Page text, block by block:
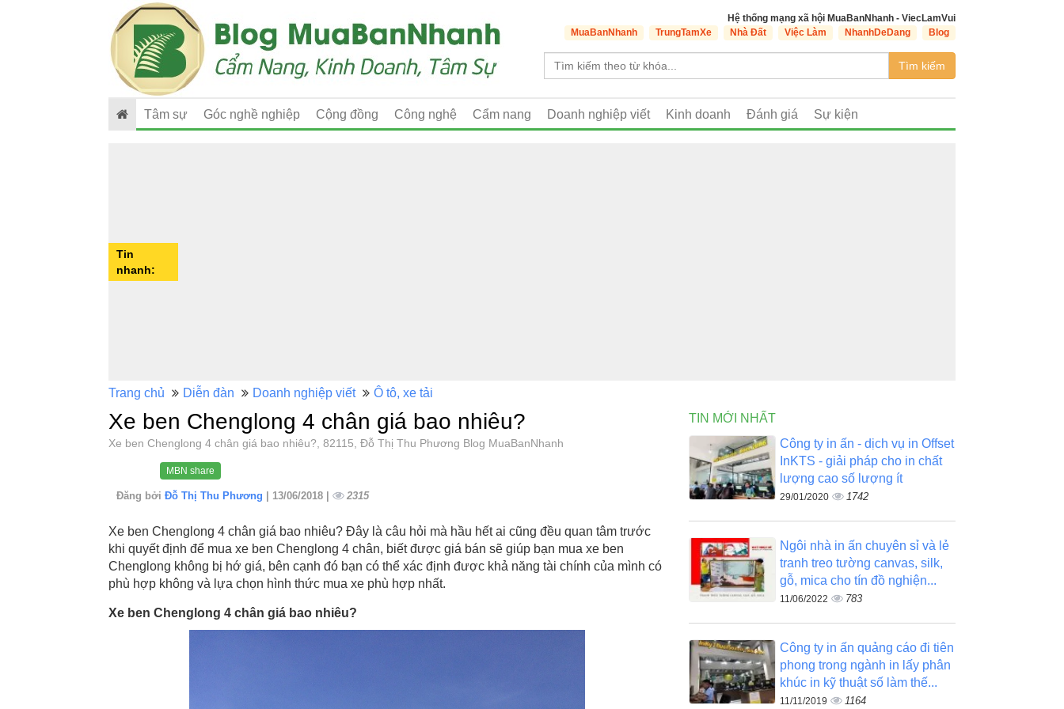
Hệ thống mạng xã hội MuaBanNhanh - ViecLamVui
MuaBanNhanh
TrungTamXe Nhà Đất Việc Làm NhanhDeDang Blog
Tìm kiếm
Tâm sự Góc nghề nghiệp Cộng đồng Công nghệ Cẩm nang Doanh nghiệp viết Kinh doanh Đánh giá Sự kiện
Tin
nhanh:
Trang chủ Diễn đàn Doanh nghiệp viết Ô tô, xe tải
Xe ben Chenglong 4 chân giá bao nhiêu?
Xe ben Chenglong 4 chân giá bao nhiêu?, 82115, Đỗ Thị Thu Phương Blog MuaBanNhanh
MBN share
Đăng bởi Đỗ Thị Thu Phương | 13/06/2018 | 2315
Xe ben Chenglong 4 chân giá bao nhiêu? Đây là câu hỏi mà hầu hết ai cũng đều quan tâm trước
khi quyết định để mua xe ben Chenglong 4 chân, biết được giá bán sẽ giúp bạn mua xe ben
Chenglong không bị hớ giá, bên cạnh đó bạn có thể xác định được khả năng tài chính của mình có
phù hợp không và lựa chọn hình thức mua xe phù hợp nhất.
Xe ben Chenglong 4 chân giá bao nhiêu?
TIN MỚI NHẤT
Công ty in ấn - dịch vụ in Offset
InKTS - giải pháp cho in chất
lượng cao số lượng ít
29/01/2020 1742
Ngôi nhà in ấn chuyên sỉ và lẻ
tranh treo tường canvas, silk,
gỗ, mica cho tín đồ nghiện...
11/06/2022 783
Công ty in ấn quảng cáo đi tiên
phong trong ngành in lấy phân
khúc in kỹ thuật số làm thế...
11/11/2019 1164